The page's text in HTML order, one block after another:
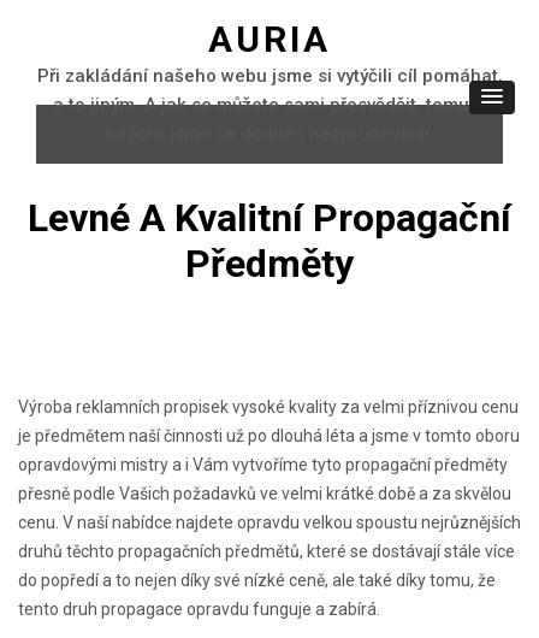
AURIA
Při zakládání našeho webu jsme si vytýčili cíl pomáhat,
a to jiným. A jak se můžete sami přesvědčit, tomuto
Levné A Kvalitní Propagační
Předměty
Výroba reklamních propisekvysoké kvality za velmi příznivou cenu
je předmětem naší činnosti už po dlouhá léta a jsme v tomto oboru
opravdovými mistry a i Vám vytvoříme tyto propagační předměty
přesně podle Vašich požadavků ve velmi krátké době a za skvělou
cenu. V naší nabídce najdete opravdu velkou spoustu nejrůznějších
druhů těchto propagačních předmětů, které se dostávají stále více
do popředí a to nejen díky své nízké ceně, ale také díky tomu, že
tento druh propagace opravdu funguje a zabírá.